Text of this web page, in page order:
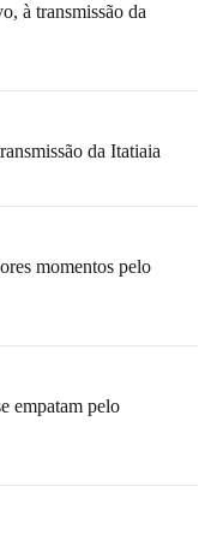
à transmissão da
da Itatiaia
momentos pelo
empatam pelo